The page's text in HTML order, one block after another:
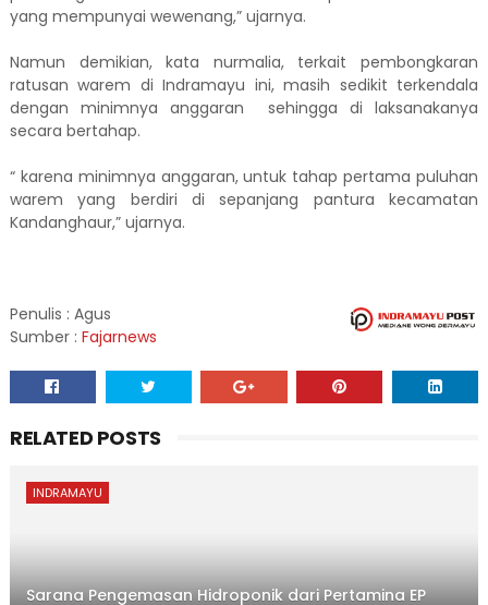
yang mempunyai wewenang,” ujarnya.
Namun demikian, kata nurmalia, terkait pembongkaran
ratusan warem di Indramayu ini, masih sedikit terkendala
dengan minimnya anggaran sehingga di laksanakanya
secara bertahap.
“ karena minimnya anggaran, untuk tahap pertama puluhan
warem yang berdiri di sepanjang pantura kecamatan
Kandanghaur,” ujarnya.
Penulis : Agus
Sumber : Fajarnews
RELATED POSTS
INDRAMAYU
Sarana Pengemasan Hidroponik dari Pertamina EP